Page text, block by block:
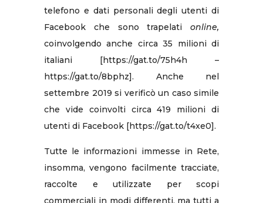
telefono e dati personali degli utenti di
Facebook che sono trapelati online,
coinvolgendo anche circa 35 milioni di
italiani [https://gat.to/75h4h –
https://gat.to/8bphz]. Anche nel
settembre 2019 si verificò un caso simile
che vide coinvolti circa 419 milioni di
utenti di Facebook [https://gat.to/t4xe0].
Tutte le informazioni immesse in Rete,
insomma, vengono facilmente tracciate,
raccolte e utilizzate per scopi
commerciali in modi differenti, ma tutti a